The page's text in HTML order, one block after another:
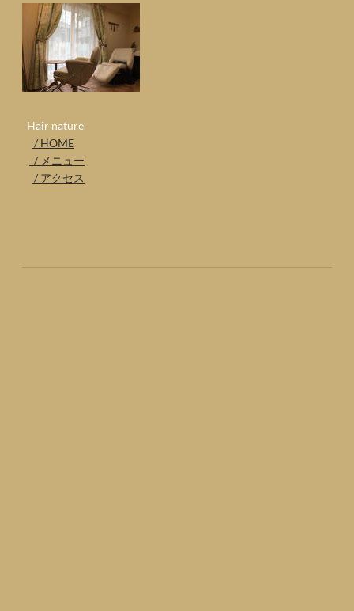
​ Hair nature
/ HOME
/ メニュー
/ アクセス